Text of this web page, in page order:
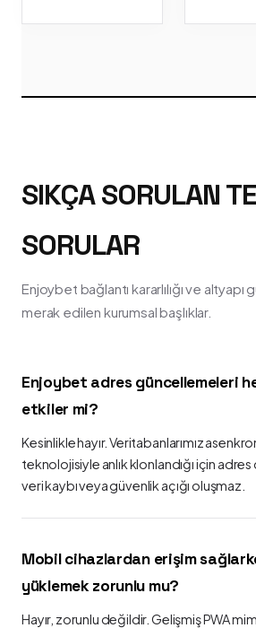
SIKÇA SORULAN
SORULAR
Enjoybet bağlantı kararlılığı ve altyapı
merak edilen kurumsal başlıklar.
Enjoybet adres güncellemeleri
etkiler mi?
Kesinlikle hayır. Veritabanlarımız
teknolojisiyle anlık klonlandığı için
veri kaybı veya güvenlik açığı oluşmaz.
Mobil cihazlardan erişim
yüklemek zorunlu mu?
Hayır, zorunlu değildir. Gelişmiş PWA